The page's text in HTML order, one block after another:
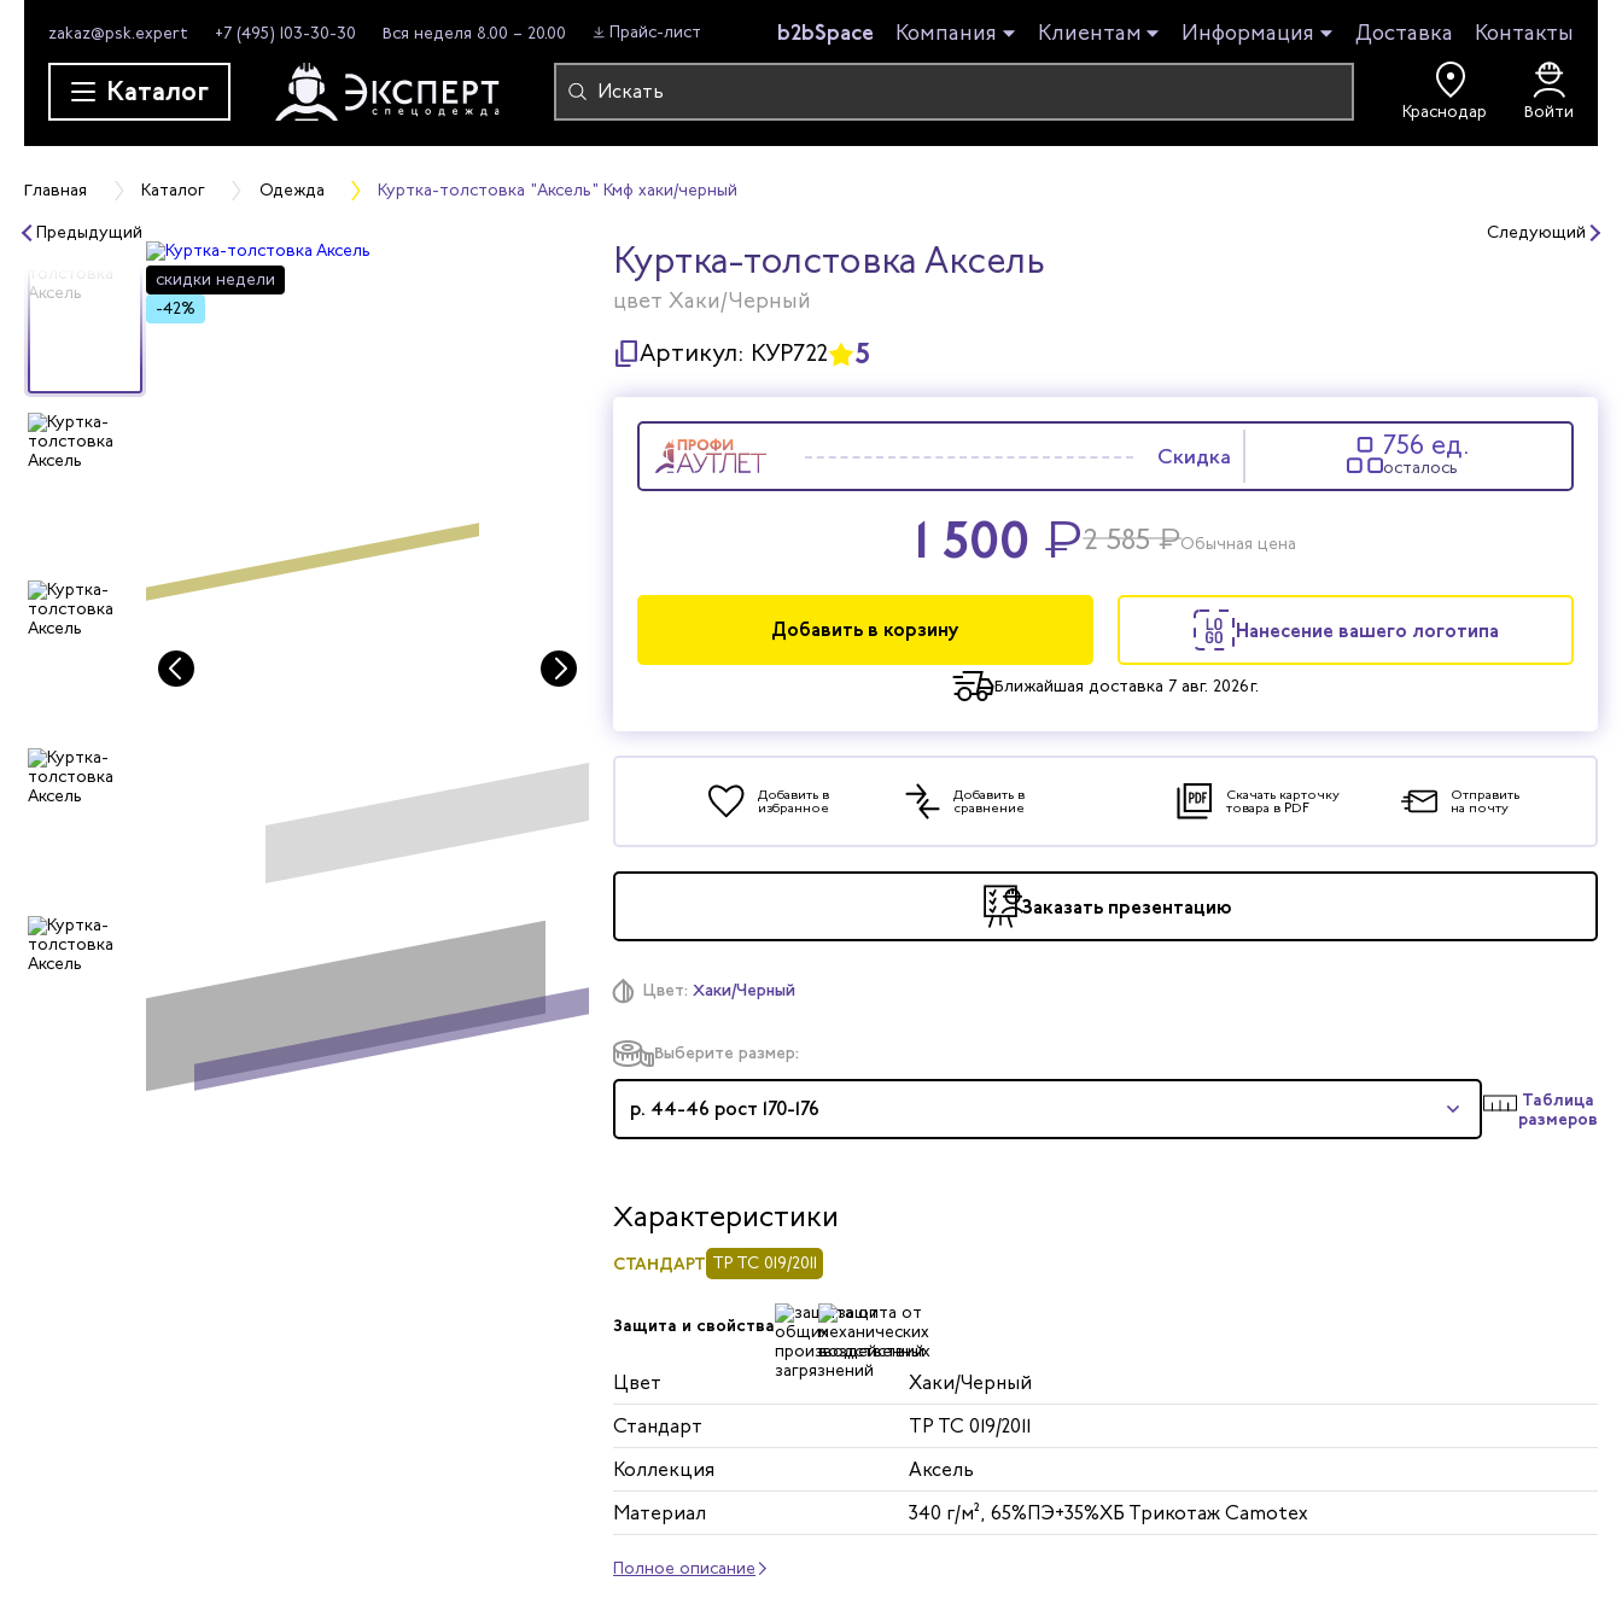
zakaz@psk.expert +7 (495) 103-30-30 Вся неделя 8.00 – 20.00 Прайс-лист b2bSpace Компания Клиентам Информация Доставка Контакты
Каталог
Войти
Главная Каталог Одежда
Куртка-толстовка "Аксель" Кмф хаки/черный
Предыдущий
скидки недели
-42%
Куртка-толстовка Аксель
цвет Хаки/Черный
Артикул: КУР722 5
Цвет: Хаки/Черный
Выберите размер:
р. 44-46 рост 170-176
Таблица
размеров
Характеристики
СТАНДАРТ ТР ТС 019/2011
Защита и свойства
Цвет
Хаки/Черный
Стандарт
ТР ТС 019/2011
Коллекция
Аксель
Материал
340 г/м², 65%ПЭ+35%ХБ Трикотаж Camotex
Полное описание
Скидка 756 ед.
осталось
1 500 ₽2 585₽Обычная цена
Добавить в корзину
Ближайшая доставка 7 авг. 2026 г.
Нанесение вашего логотипа
Добавить в
избранное
Добавить в
сравнение
Скачать карточку
товара в PDF
Отправить
на почту
Заказать презентацию
Следующий